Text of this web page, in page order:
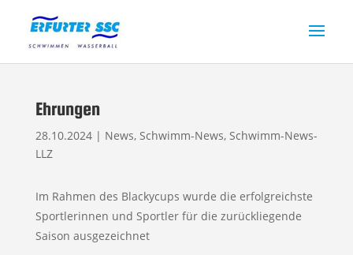
Ehrungen
28.10.2024| News, Schwimm-News, Schwimm-News-
LLZ
Im Rahmen des Blackycups wurde die erfolgreichste
Sportlerinnen und Sportler für die zurückliegende
Saison ausgezeichnet